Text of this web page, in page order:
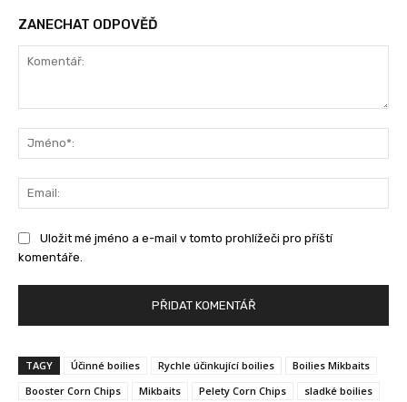
ZANECHAT ODPOVĚĎ
Uložit mé jméno a e-mail v tomto prohlížeči pro příští
komentáře.
TAGY Účinné boilies Rychle účinkující boilies
Boilies Mikbaits
Booster Corn Chips
Mikbaits Pelety Corn Chips
sladké boilies